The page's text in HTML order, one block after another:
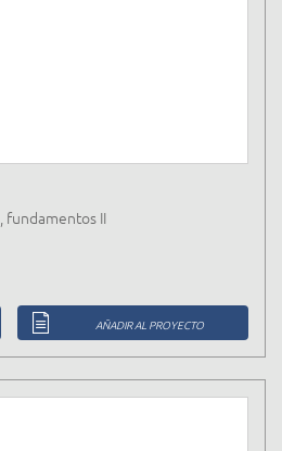
fundamentos II
AÑADIR AL PROYECTO